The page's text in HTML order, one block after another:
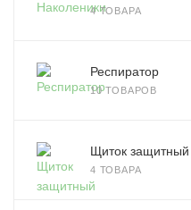
4 ТОВАРА
Респиратор
10 ТОВАРОВ
Щиток защитный
4 ТОВАРА